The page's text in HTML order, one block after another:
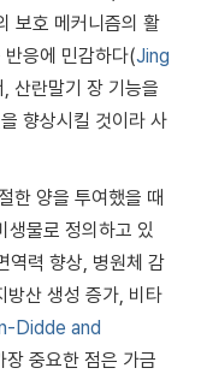
보호 메커니즘의 활
응에 민감하다(Jing
산란말기 장 기능을
향상시킬 것이라 사
한 양을 투여했을 때
생물로 정의하고 있
역력 향상, 병원체 감
방산 생성 증가, 비타
Didde and
중요한 점은 가금